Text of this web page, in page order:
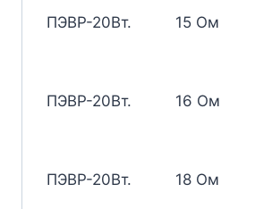
ПЭВР-20Вт. 15 Ом
ПЭВР-20Вт. 16 Ом
ПЭВР-20Вт. 18 Ом